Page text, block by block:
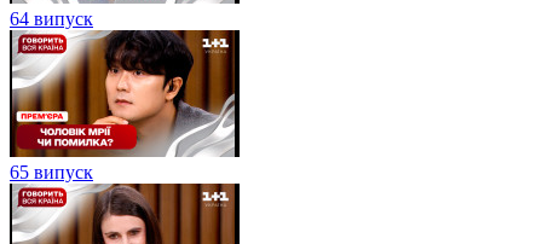
64 випуск
65 випуск